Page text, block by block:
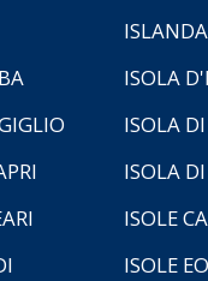
ISLANDA
ISOLA
ISOLA
ISOLA
ISOLE
ISOLE